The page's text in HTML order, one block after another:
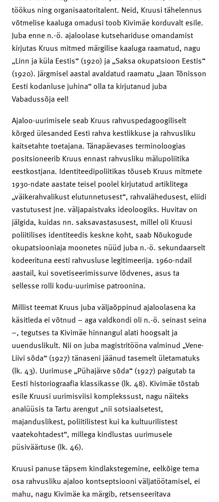
töökus ning organisaatoritalent. Neid, Kruusi tähelennus
võtmelise kaaluga omadusi toob Kivimäe korduvalt esile.
Juba enne n.-ö. ajaloolase kutsehariduse omandamist
kirjutas Kruus mitmed märgilise kaaluga raamatud, nagu
„Linn ja küla Eestis“ (1920) ja „Saksa okupatsioon Eestis“
(1920). Järgmisel aastal avaldatud raamatu „Jaan Tõnisson
Eesti kodanluse juhina“ olla ta kirjutanud juba
Vabadussõja eel!
Ajaloo-uurimisele seab Kruus rahvuspedagoogiliselt
kõrged ülesanded Eesti rahva kestlikkuse ja rahvusliku
kaitsetahte toetajana. Tänapäevases terminoloogias
positsioneerib Kruus ennast rahvusliku mälupoliitika
eestkostjana. Identiteedipoliitikas tõuseb Kruus mitmete
1930-ndate aastate teisel poolel kirjutatud artiklitega
„väikerahvalikust elutunnetusest“, rahvalähedusest, eliidi
vastutusest jne. väljapaistvaks ideoloogiks. Huvitav on
jälgida, kuidas nn. saksavastasusest, millel oli Kruusi
poliitilises identiteedis keskne koht, saab Nõukogude
okupatsiooniaja moonetes nüüd juba n.-ö. sekundaarselt
kodeerituna eesti rahvusluse legitimeerija. 1960-ndail
aastail, kui sovetiseerimissurve lõdvenes, asus ta
sellesse rolli kodu-uurimise patroonina.
Millist teemat Kruus juba väljaõppinud ajaloolasena ka
käsitleda ei võtnud – aga valdkondi oli n.-ö. seinast seina
–, tegutses ta Kivimäe hinnangul alati hoogsalt ja
uuenduslikult. Nii on juba magistritööna valminud „Vene-
Liivi sõda“ (1927) tänaseni jäänud tasemelt ületamatuks
(lk. 43). Uurimuse „Pühajärve sõda“ (1927) paigutab ta
Eesti historiograafia klassikasse (lk. 48). Kivimäe tõstab
esile Kruusi uurimisviisi komplekssust, nagu näiteks
analüüsis ta Tartu arengut „nii sotsiaalsetest,
majanduslikest, poliitilistest kui ka kultuurilistest
vaatekohtadest“, millega kindlustas uurimusele
püsiväärtuse (lk. 46).
Kruusi panuse täpsem kindlakstegemine, eelkõige tema
osa rahvusliku ajaloo kontseptsiooni väljatöötamisel, ei
mahu, nagu Kivimäe ka märgib, retsenseeritava